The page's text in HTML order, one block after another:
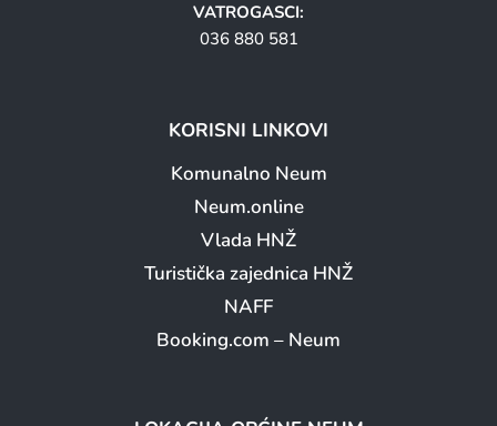
VATROGASCI:
036 880 581
KORISNI LINKOVI
Komunalno Neum
Neum.online
Vlada HNŽ
Turistička zajednica HNŽ
NAFF
Booking.com – Neum